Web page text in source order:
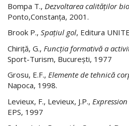
Bompa T., Dezvoltarea calităţilor
Ponto,Constanţa, 2001.
Brook P., Spaţiul gol, Editura
Chiriţă, G., Funcţia formativă a
Sport-Turism, Bucureşti, 1977
Grosu, E.F., Elemente de tehnică
Napoca, 1998.
Levieux, F., Levieux, J.P.,
EPS, 1997